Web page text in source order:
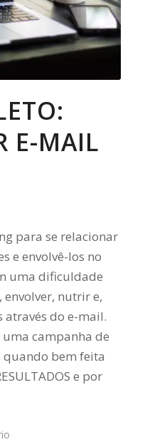
E-MAIL
para se relacionar
e envolvê-los no
uma dificuldade
nutrir e,
através do e-mail.
campanha de
bem feita
e por